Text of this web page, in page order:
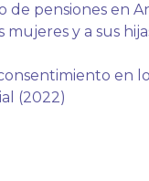
de pensiones en
y a sus
en
(2022)